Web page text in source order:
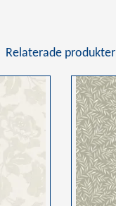
Relaterade produkter